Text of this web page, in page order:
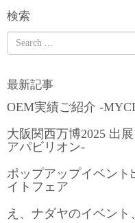
検索
最新記事
OEM実績ご紹介 -
大阪関西万博2025 出
アパビリオン-
ポップアップイベン
イトフェア
え、ナダヤのイベント